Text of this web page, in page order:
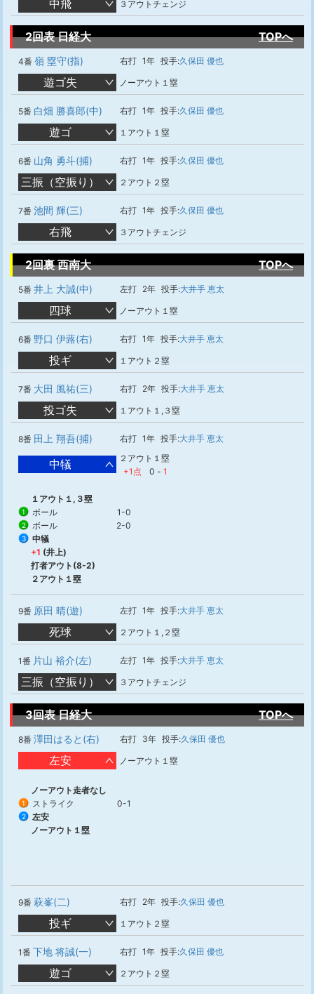
中飛 ３アウトチェンジ
2回表 日経大 TOPへ
4番 嶺 塁守(指) 右打 1年 投手:久保田 優也
遊ゴ失 ノーアウト１塁
5番 白畑 勝喜郎(中) 右打 1年 投手:久保田 優也
遊ゴ １アウト１塁
6番 山角 勇斗(捕) 右打 1年 投手:久保田 優也
三振（空振り） ２アウト２塁
7番 池間 輝(三) 右打 1年 投手:久保田 優也
右飛 ３アウトチェンジ
2回裏 西南大 TOPへ
5番 井上 大誠(中) 左打 2年 投手:大井手 恵太
四球 ノーアウト１塁
6番 野口 伊蕗(右) 右打 1年 投手:大井手 恵太
投ギ １アウト２塁
7番 大田 風祐(三) 右打 2年 投手:大井手 恵太
投ゴ失 １アウト１,３塁
8番 田上 翔吾(捕) 右打 1年 投手:大井手 恵太
中犠
２アウト１塁
+1点
0 - 1
１アウト１,３塁
1 ボール 1-0
2 ボール 2-0
3
中犠
+1 (井上)
打者アウト(8-2)
２アウト１塁
9番 原田 晴(遊) 左打 1年 投手:大井手 恵太
死球 ２アウト１,２塁
1番 片山 裕介(左) 左打 1年 投手:大井手 恵太
三振（空振り） ３アウトチェンジ
3回表 日経大 TOPへ
8番 澤田はると(右) 右打 3年 投手:久保田 優也
左安 ノーアウト１塁
ノーアウト走者なし
1 ストライク 0-1
2
左安
ノーアウト１塁
9番 萩峯(二) 右打 2年 投手:久保田 優也
投ギ １アウト２塁
1番 下地 将誠(一) 右打 1年 投手:久保田 優也
遊ゴ ２アウト２塁